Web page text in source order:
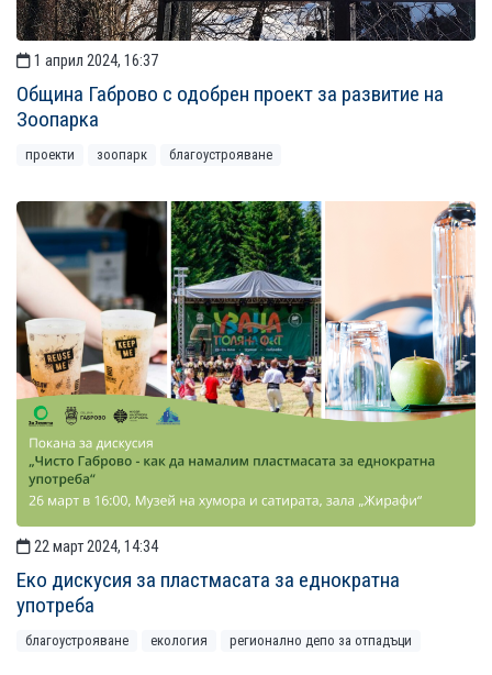
1 април 2024, 16:37
Община Габрово с одобрен проект за развитие на
Зоопарка
проекти зоопарк благоустрояване
22 март 2024, 14:34
Еко дискусия за пластмасата за еднократна
употреба
благоустрояване екология регионално депо за отпадъци